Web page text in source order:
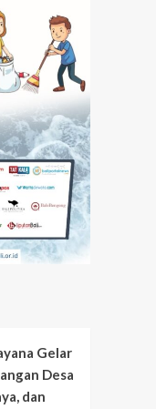
Gelar
Desa
dan